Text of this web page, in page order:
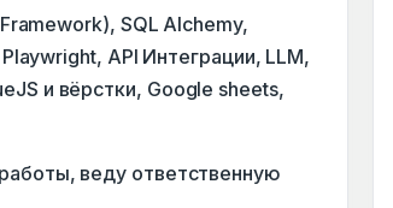
SQL Alchemy,
API Интеграции, LLM,
и вёрстки, Google sheets,
веду ответственную